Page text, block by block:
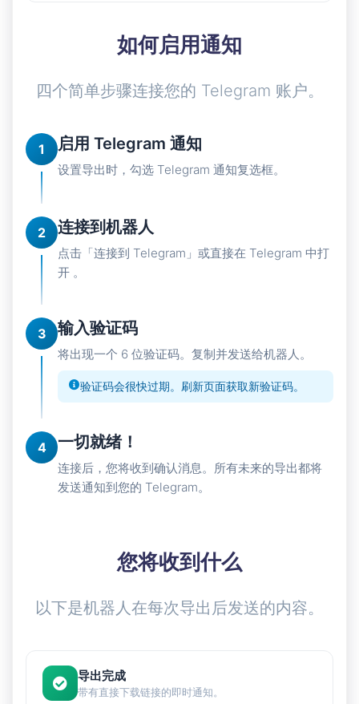
如何启用通知
四个简单步骤连接您的 Telegram 账户。
1 启用 Telegram 通知
设置导出时，勾选 Telegram 通知复选框。
2 连接到机器人
点击「连接到 Telegram」或直接在 Telegram 中打
开 。
3 输入验证码
将出现一个 6 位验证码。复制并发送给机器人。
验证码会很快过期。刷新页面获取新验证码。
4 一切就绪！
连接后，您将收到确认消息。所有未来的导出都将
发送通知到您的 Telegram。
您将收到什么
以下是机器人在每次导出后发送的内容。
导出完成
带有直接下载链接的即时通知。